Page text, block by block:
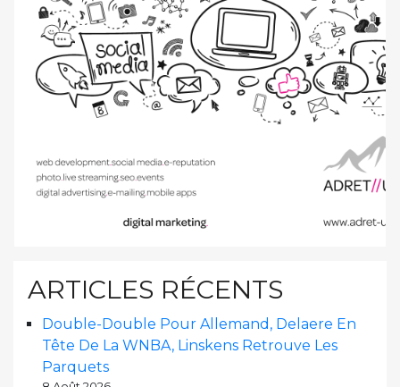
ARTICLES RÉCENTS
Double-Double Pour Allemand, Delaere En
Tête De La WNBA, Linskens Retrouve Les
Parquets